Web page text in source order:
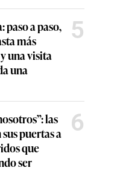
paso a paso,
más
una visita
una
5
las
puertas a
que
ser
6